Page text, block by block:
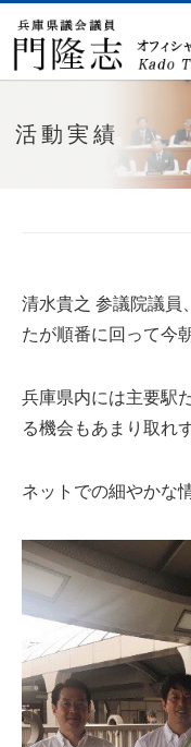
活動実績
清水貴之 参議院議員
たが順番に回って今
兵庫県内には主要駅
る機会もあまり取れず
ネットでの細やかな